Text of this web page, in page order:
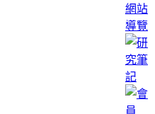
網站
導覽